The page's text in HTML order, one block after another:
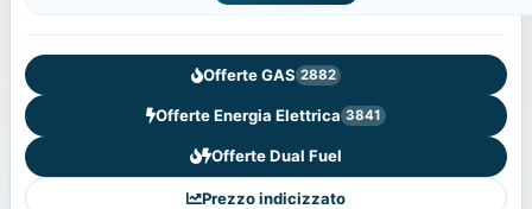
Offerte GAS 2882
Offerte Energia Elettrica 3841
Offerte Dual Fuel
Prezzo indicizzato